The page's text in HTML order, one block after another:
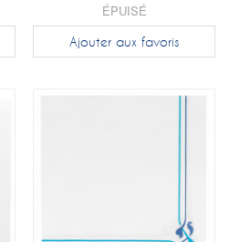
ÉPUISÉ
Ajouter aux favoris